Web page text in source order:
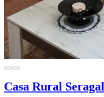
Casa Rural Seragal